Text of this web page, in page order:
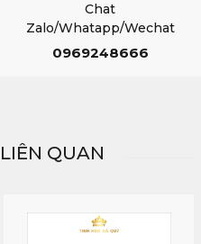
Chat
Zalo/Whatapp/Wechat
0969248666
QUAN